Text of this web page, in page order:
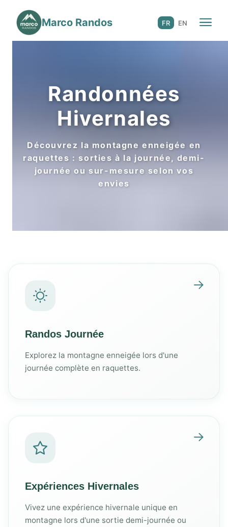
Marco Randos
☀️ 3 saisons FR EN
Randonnées
Hivernales
Découvrez la montagne enneigée en
raquettes : sorties à la journée, demi-
journée ou sur-mesure selon vos
envies
Randos Journée
Explorez la montagne enneigée lors d'une
journée complète en raquettes.
Expériences Hivernales
Vivez une expérience hivernale unique en
montagne lors d'une sortie demi-journée ou